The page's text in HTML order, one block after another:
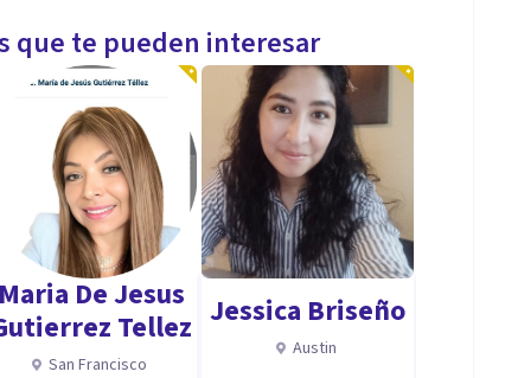
capacitación continua, estamos
servicio de calidad.
que te pueden interesar
Maria De Jesus
Tellez
San Francisco
Jessica Briseño
Austin